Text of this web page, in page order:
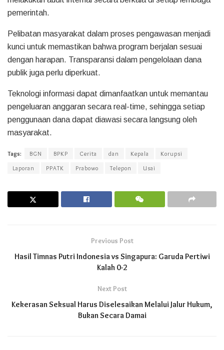
pemerintah.
Pelibatan masyarakat dalam proses pengawasan menjadi
kunci untuk memastikan bahwa program berjalan sesuai
dengan harapan. Transparansi dalam pengelolaan dana
publik juga perlu diperkuat.
Teknologi informasi dapat dimanfaatkan untuk memantau
pengeluaran anggaran secara real-time, sehingga setiap
penggunaan dana dapat diawasi secara langsung oleh
masyarakat.
Tags: BGN BPKP Cerita dan Kepala
Korupsi
Laporan
PPATK Prabowo Telepon Usai
Previous Post
Hasil Timnas Putri Indonesia vs Singapura: Garuda Pertiwi
Kalah 0-2
Next Post
Kekerasan Seksual Harus Diselesaikan Melalui Jalur Hukum,
Bukan Secara Damai